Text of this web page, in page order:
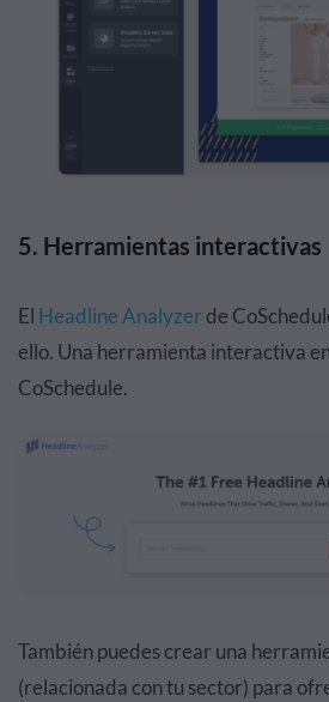
5. Herramientas interactivas
El Headline Analyzerde
ello. Una herramienta interactiva
CoSchedule.
También puedes crear una
(relacionada con tu sector) para